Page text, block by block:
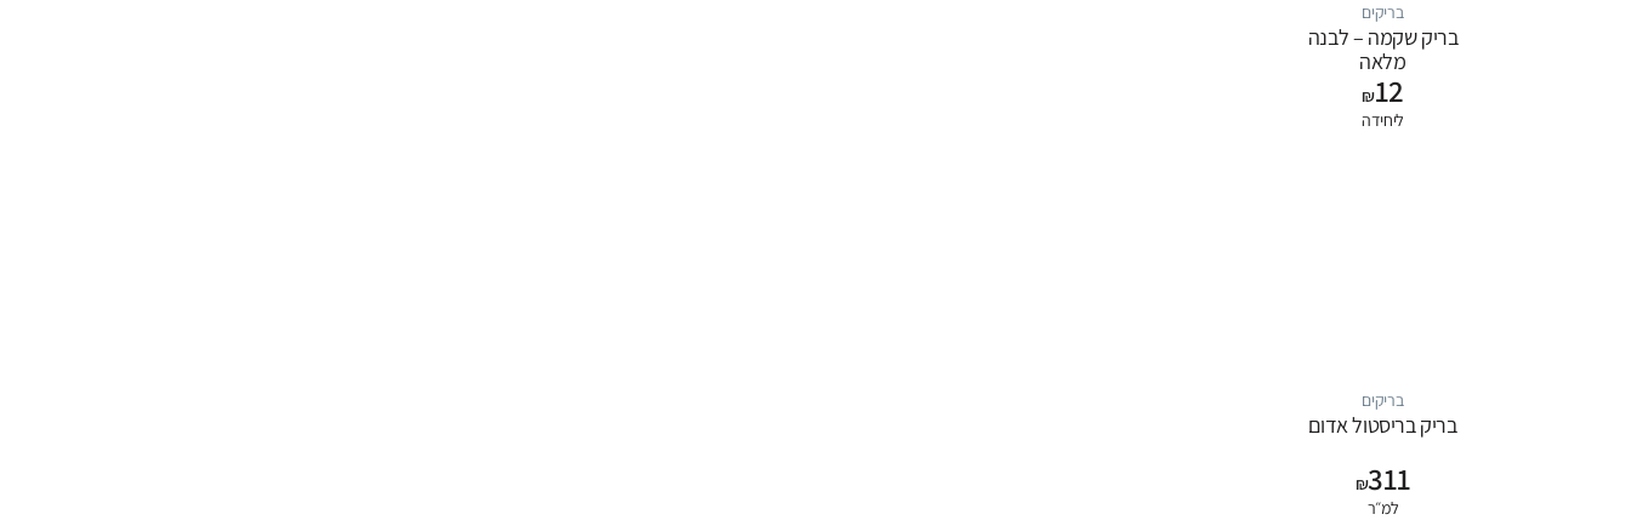
בריקים
בריק שקמה – לבנה
מלאה
18.8cm*8.8cm*4.8cm
₪12
ליחידה
בריקים
בריק בריסטול אדום
₪311
למ״ר